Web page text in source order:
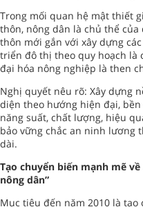
Trong mối quan hệ mật thiết
thôn, nông dân là chủ thể
thôn mới gắn với xây dựng
triển đô thị theo quy hoạch là
đại hóa nông nghiệp là then
Nghị quyết nêu rõ: Xây dựng
diện theo hướng hiện đại,
năng suất, chất lượng, hiệu
bảo vững chắc an ninh lương
dài.
Tạo chuyển biến mạnh mẽ
nông dân”
Mục tiêu đến năm 2010 là